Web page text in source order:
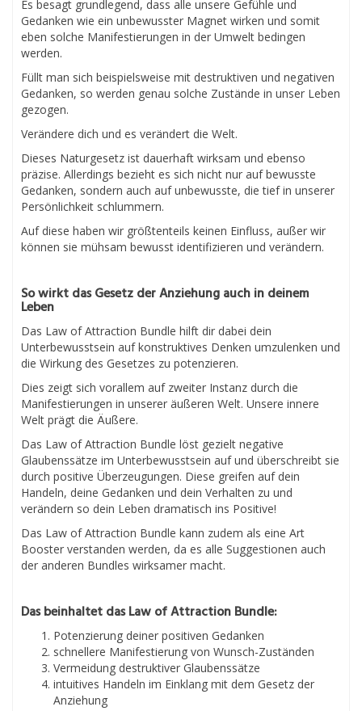
Es besagt grundlegend, dass alle unsere Gefühle und
Gedanken wie ein unbewusster Magnet wirken und somit
eben solche Manifestierungen in der Umwelt bedingen
werden.
Füllt man sich beispielsweise mit destruktiven und negativen
Gedanken, so werden genau solche Zustände in unser Leben
gezogen.
Verändere dich und es verändert die Welt.
Dieses Naturgesetz ist dauerhaft wirksam und ebenso
präzise. Allerdings bezieht es sich nicht nur auf bewusste
Gedanken, sondern auch auf unbewusste, die tief in unserer
Persönlichkeit schlummern.
Auf diese haben wir größtenteils keinen Einfluss, außer wir
können sie mühsam bewusst identifizieren und verändern.
So wirkt das Gesetz der Anziehung auch in deinem
Leben
Das Law of Attraction Bundle hilft dir dabei dein
Unterbewusstsein auf konstruktives Denken umzulenken und
die Wirkung des Gesetzes zu potenzieren.
Dies zeigt sich vorallem auf zweiter Instanz durch die
Manifestierungen in unserer äußeren Welt. Unsere innere
Welt prägt die Äußere.
Das Law of Attraction Bundle löst gezielt negative
Glaubenssätze im Unterbewusstsein auf und überschreibt sie
durch positive Überzeugungen. Diese greifen auf dein
Handeln, deine Gedanken und dein Verhalten zu und
verändern so dein Leben dramatisch ins Positive!
Das Law of Attraction Bundle kann zudem als eine Art
Booster verstanden werden, da es alle Suggestionen auch
der anderen Bundles wirksamer macht.
Das beinhaltet das Law of Attraction Bundle:
Potenzierung deiner positiven Gedanken
schnellere Manifestierung von Wunsch-Zuständen
Vermeidung destruktiver Glaubenssätze
intuitives Handeln im Einklang mit dem Gesetz der
Anziehung